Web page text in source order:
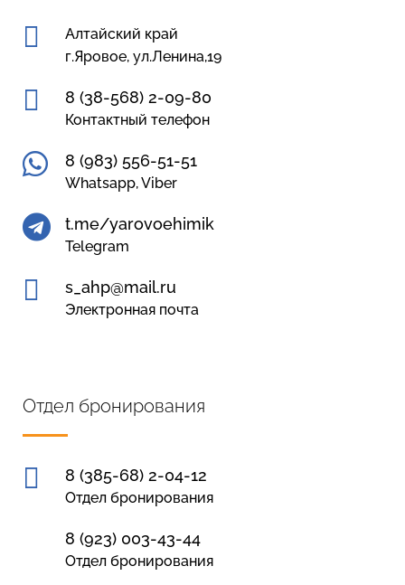

Алтайский край
г.Яровое, ул.Ленина,19
 8 (38-568) 2-09-80
Контактный телефон
 8 (983) 556-51-51
Whatsapp, Viber
 t.me/yarovoehimik
Telegram
 s_ahp@mail.ru
Электронная почта
Отдел бронирования
 8 (385-68) 2-04-12
Отдел бронирования
8 (923) 003-43-44
Отдел бронирования